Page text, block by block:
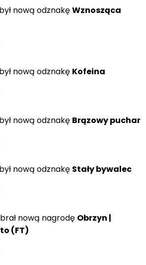
nową odznakęWznosząca
nową odznakę Kofeina
nową odznakę Brązowy puchar
nową odznakę Stały bywalec
nową nagrodę Obrzyn |
(FT)